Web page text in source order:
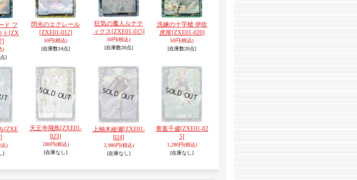
ド フ
ト [ZX
)
]
閃光のエクレール
[ZXE01-012]
50円(税込)
[在庫数14点]
狂気の魔人ルナテ
ィクス[ZXE01-015]
50円(税込)
[在庫数20点]
洗練の十字槍 伊吹
虎尾[ZXE01-020]
50円(税込)
[在庫数20点]
[ZXE
込)
]
天王寺飛鳥[ZXE01-
023]
280円(税込)
[在庫なし]
上柚木綾瀬[ZXE01-
024]
2,980円(税込)
[在庫なし]
青葉千歳[ZXE01-02
5]
1,280円(税込)
[在庫なし]